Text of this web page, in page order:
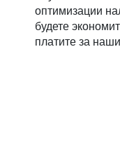
оптимизации
будете
платите за